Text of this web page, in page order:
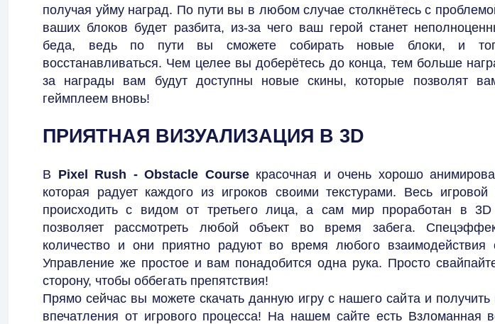
получая уйму наград. По пути вы в любом случае столкнётесь с
ваших блоков будет разбита, из-за чего ваш герой станет
беда, ведь по пути вы сможете собирать новые блоки, и
восстанавливаться. Чем целее вы доберётесь до конца, тем больше
за награды вам будут доступны новые скины, которые позволят
геймплеем вновь!
ПРИЯТНАЯ ВИЗУАЛИЗАЦИЯ В 3D
В Pixel Rush - Obstacle Courseкрасочная и очень хорошо
которая радует каждого из игроков своими текстурами. Весь игровой
происходить с видом от третьего лица, а сам мир проработан в
позволяет рассмотреть любой объект во время забега.
количество и они приятно радуют во время любого взаимодействия
Управление же простое и вам понадобится одна рука. Просто
сторону, чтобы оббегать препятствия!
Прямо сейчас вы можете скачать данную игру с нашего сайта и
впечатления от игрового процесса! На нашем сайте есть Взломанная